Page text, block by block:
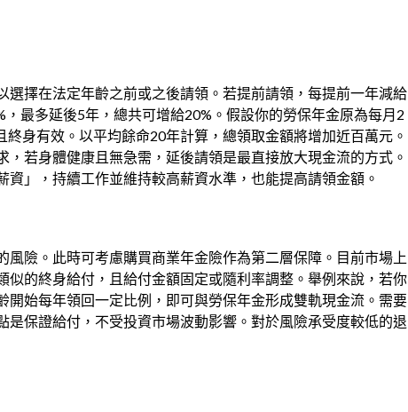
選擇在法定年齡之前或之後請領。若提前請領，每提前一年減給
最多延後5年，總共可增給20%。假設你的勞保年金原為每月2
身有效。以平均餘命20年計算，總領取金額將增加近百萬元。
若身體健康且無急需，延後請領是最直接放大現金流的方式。
」，持續工作並維持較高薪資水準，也能提高請領金額。
險。此時可考慮購買商業年金險作為第二層保障。目前市場上
似的終身給付，且給付金額固定或隨利率調整。舉例來說，若你
開始每年領回一定比例，即可與勞保年金形成雙軌現金流。需要
是保證給付，不受投資市場波動影響。對於風險承受度較低的退